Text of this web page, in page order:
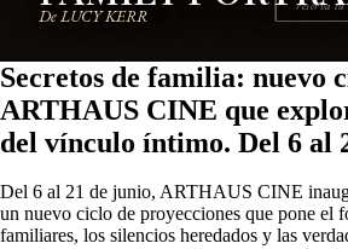
De LUCY KERR
reserva
Secretos de familia: nuevo
ARTHAUS CINE que
del vínculo íntimo. Del 6 al
Del 6 al 21 de junio, ARTHAUS CINE
un nuevo ciclo de proyecciones que pone el
familiares, los silencios heredados y las